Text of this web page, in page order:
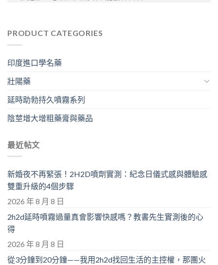
PRODUCT CATEGORIES
印度進口學名藥
壯陽藥
延時助勃持久噴霧系列
陰莖增大增粗藥膏與藥品
最近帖文
新婚夜不再緊張！2H2D噴劑實測：紀念日儀式感與體驗感
雙重升級的4個步驟
2026 年 8 月 8 日
2h2d延時噴霧過量真會影響快感嗎？教書先生實測後的心
得
2026 年 8 月 8 日
從3分鐘到20分鐘——我用2h2d找回生活的主控權，那團火